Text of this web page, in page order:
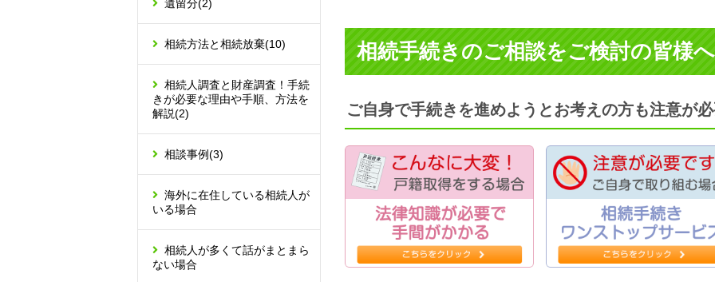
相続手続きのご相談をご検討の皆様へ
ご自身で手続きを進めようとお考えの方も注意が
遺留分(2)
相続方法と相続放棄(10)
相続人調査と財産調査！手続
きが必要な理由や手順、方法を
解説(2)
相談事例(3)
海外に在住している相続人が
いる場合
相続人が多くて話がまとまら
ない場合